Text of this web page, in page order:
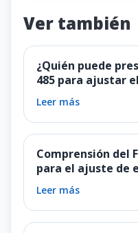
Ver también
¿Quién puede
485 para ajustar
Leer más
Comprensión del
para el ajuste de
Leer más